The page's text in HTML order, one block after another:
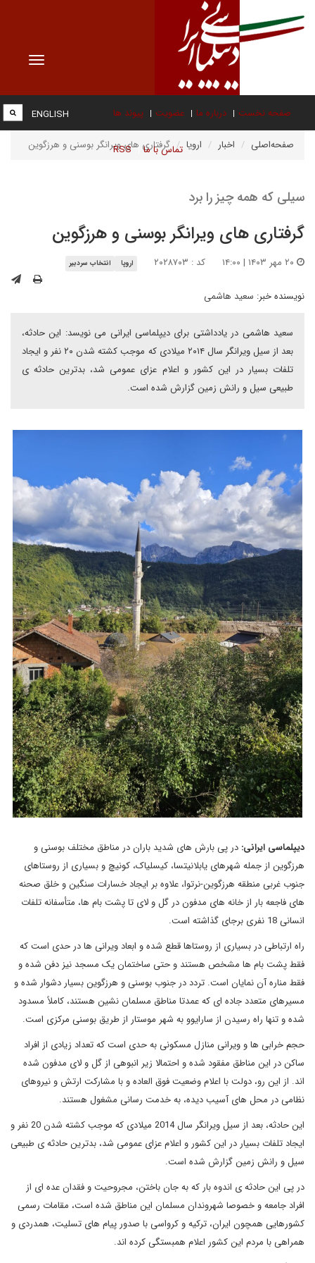
Toggle
صفحه نخست درباره ما عضویت پیوند ها
تماس با ما RSS
ENGLISH
صفحه‌اصلی اخبار اروپا گرفتاری های ویرانگر بوسنی و هرزگوین
سیلی که همه چیز را برد
گرفتاری های ویرانگر بوسنی و هرزگوین
کد : ۲۰۲۸۷۰۳ اروپا انتخاب سردبیر
نویسنده خبر: سعید هاشمی
سعید هاشمی در یادداشتی برای دیپلماسی ایرانی می نویسد: این حادثه،
بعد از سیل ویرانگر سال ۲۰۱۴ میلادی که موجب کشته شدن ۲۰ نفر و ایجاد
تلفات بسیار در این کشور و اعلام عزای عمومی شد، بدترین حادثه ی
طبیعی سیل و رانش زمین گزارش شده است.
دیپلماسی ایرانی: در پی بارش های شدید باران در مناطق مختلف بوسنی و
هرزگوین از جمله شهرهای یابلانیتسا، کیسلیاک، کونیچ و بسیاری از روستاهای
جنوب غربی منطقه هرزگوین-نرتوا، علاوه بر ایجاد خسارات سنگین و خلق صحنه
های فاجعه بار از خانه های مدفون در گل و لای تا پشت بام ها، متأسفانه تلفات
انسانی 18 نفری برجای گذاشته است.
راه ارتباطی در بسیاری از روستاها قطع شده و ابعاد ویرانی ها در حدی است که
فقط پشت بام ها مشخص هستند و حتی ساختمان یک مسجد نیز دفن شده و
فقط مناره آن نمایان است. تردد در جنوب بوسنی و هرزگوین بسیار دشوار شده و
مسیرهای متعدد جاده ای که عمدتا مناطق مسلمان نشین هستند، کاملاً مسدود
شده و تنها راه رسیدن از سارایوو به شهر موستار از طریق بوسنی مرکزی است.
حجم خرابی ها و ویرانی منازل مسکونی به حدی است که تعداد زیادی از افراد
ساکن در این مناطق مفقود شده و احتمالا زیر انبوهی از گل و لای مدفون شده
اند. از این رو، دولت با اعلام وضعیت فوق العاده و با مشارکت ارتش و نیروهای
نظامی در محل های آسیب دیده، به خدمت رسانی مشغول هستند.
این حادثه، بعد از سیل ویرانگر سال 2014 میلادی که موجب کشته شدن 20 نفر و
ایجاد تلفات بسیار در این کشور و اعلام عزای عمومی شد، بدترین حادثه ی طبیعی
سیل و رانش زمین گزارش شده است.
در پی این حادثه ی اندوه بار که به جان باختن، مجروحیت و فقدان عده ای از
افراد جامعه و خصوصا شهروندان مسلمان این مناطق شده است، مقامات رسمی
کشورهایی همچون ایران، ترکیه و کرواسی با صدور پیام های تسلیت، همدردی و
همراهی با مردم این کشور اعلام همبستگی کرده اند.